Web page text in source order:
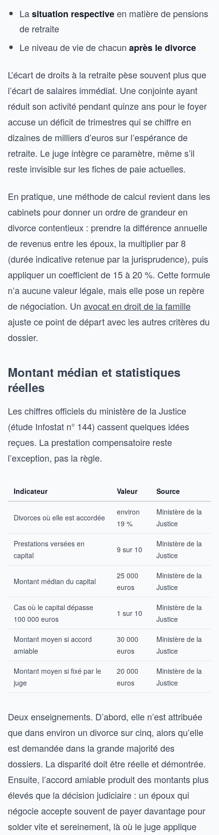
Lasituation respectiveen matière de pensions
de retraite
Le niveau de vie de chacun après le divorce
L’écart de droits à la retraite pèse souvent plus que
l’écart de salaires immédiat. Une conjointe ayant
réduit son activité pendant quinze ans pour le foyer
accuse un déficit de trimestres qui se chiffre en
dizaines de milliers d’euros sur l’espérance de
retraite. Le juge intègre ce paramètre, même s’il
reste invisible sur les fiches de paie actuelles.
En pratique, une méthode de calcul revient dans les
cabinets pour donner un ordre de grandeur en
divorce contentieux : prendre la différence annuelle
de revenus entre les époux, la multiplier par 8
(durée indicative retenue par la jurisprudence), puis
appliquer un coefficient de 15 à 20 %. Cette formule
n’a aucune valeur légale, mais elle pose un repère
de négociation. Un avocat en droit de la famille
ajuste ce point de départ avec les autres critères du
dossier.
Montant médian et statistiques
réelles
Les chiffres officiels du ministère de la Justice
(étude Infostat n° 144) cassent quelques idées
reçues. La prestation compensatoire reste
l’exception, pas la règle.
Indicateur Valeur Source
Divorces où elle est accordée
environ
19 %
Ministère de la
Justice
Prestations versées en
capital
9 sur 10
Ministère de la
Justice
Montant médian du capital
25 000
euros
Ministère de la
Justice
Cas où le capital dépasse
100 000 euros
1 sur 10
Ministère de la
Justice
Montant moyen si accord
amiable
30 000
euros
Ministère de la
Justice
Montant moyen si fixé par le
juge
20 000
euros
Ministère de la
Justice
Deux enseignements. D’abord, elle n’est attribuée
que dans environ un divorce sur cinq, alors qu’elle
est demandée dans la grande majorité des
dossiers. La disparité doit être réelle et démontrée.
Ensuite, l’accord amiable produit des montants plus
élevés que la décision judiciaire : un époux qui
négocie accepte souvent de payer davantage pour
solder vite et sereinement, là où le juge applique